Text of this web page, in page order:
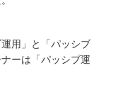
用」と「パッシブ
ーは「パッシブ運